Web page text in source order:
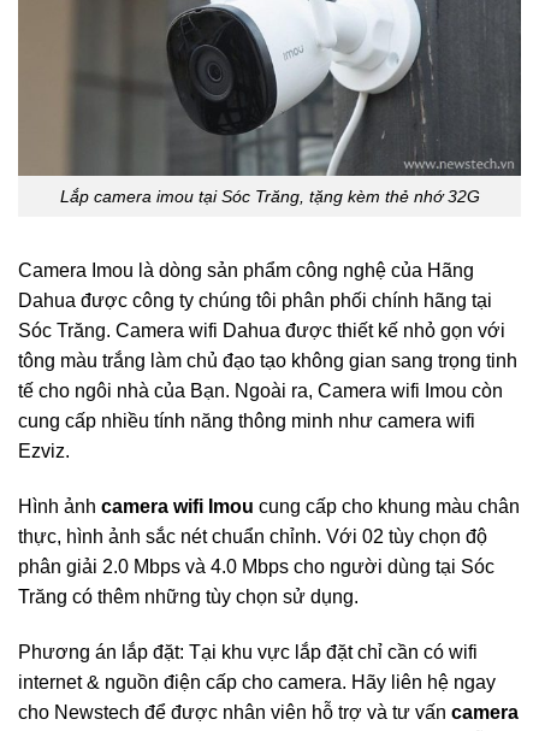
Lắp camera imou tại Sóc Trăng, tặng kèm thẻ nhớ 32G
Camera Imou là dòng sản phẩm công nghệ của Hãng
Dahua được công ty chúng tôi phân phối chính hãng tại
Sóc Trăng. Camera wifi Dahua được thiết kế nhỏ gọn với
tông màu trắng làm chủ đạo tạo không gian sang trọng tinh
tế cho ngôi nhà của Bạn. Ngoài ra, Camera wifi Imou còn
cung cấp nhiều tính năng thông minh như camera wifi
Ezviz.
Hình ảnh camera wifi Imou cung cấp cho khung màu chân
thực, hình ảnh sắc nét chuẩn chỉnh. Với 02 tùy chọn độ
phân giải 2.0 Mbps và 4.0 Mbps cho người dùng tại Sóc
Trăng có thêm những tùy chọn sử dụng.
Phương án lắp đặt: Tại khu vực lắp đặt chỉ cần có wifi
internet & nguồn điện cấp cho camera. Hãy liên hệ ngay
cho Newstech để được nhân viên hỗ trợ và tư vấn camera